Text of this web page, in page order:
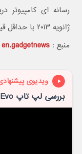
رسانه ای کامپیوتر
ژانویه ۲۰۱۳ با حداقل قیمت ۳۳۵ دلار به بازار عرضه خواهد شد.
منبع :en.gadgetnews
ویدیوی
بررسی لپ تاپ MSI Prestige 16 AI Evo